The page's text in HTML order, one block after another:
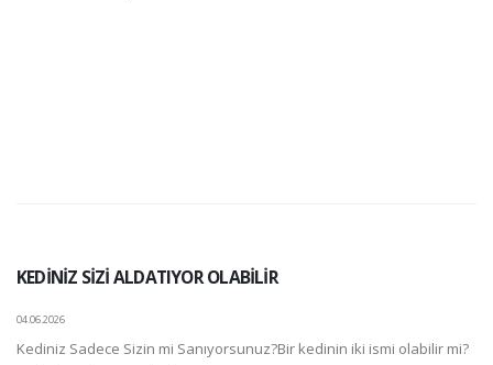
KEDİNİZ SİZİ ALDATIYOR OLABİLİR
04.06.2026
Kediniz Sadece Sizin mi Sanıyorsunuz?Bir kedinin iki ismi olabilir mi?